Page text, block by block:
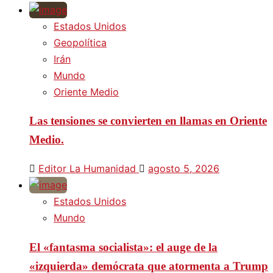
Estados Unidos
Geopolítica
Irán
Mundo
Oriente Medio
Las tensiones se convierten en llamas en Oriente
Medio.
Editor La Humanidad agosto 5, 2026
Estados Unidos
Mundo
El «fantasma socialista»: el auge de la
«izquierda» demócrata que atormenta a Trump